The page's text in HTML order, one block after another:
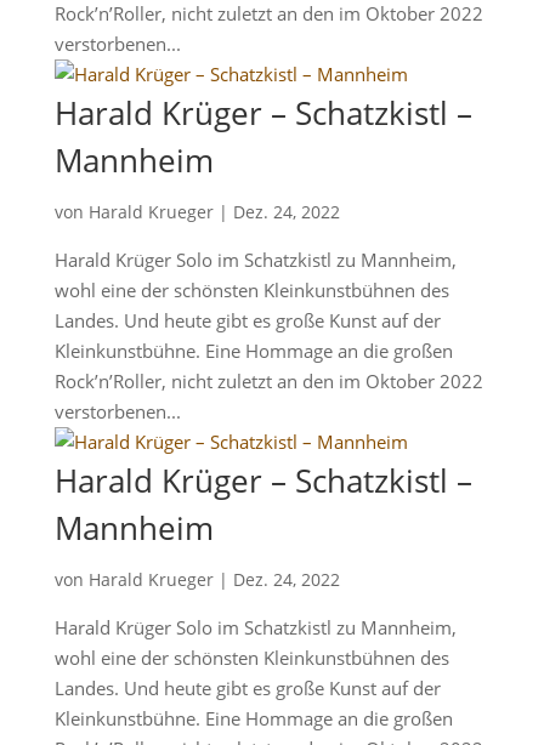
Rock’n’Roller, nicht zuletzt an den im Oktober 2022
verstorbenen...
Harald Krüger – Schatzkistl –
Mannheim
von Harald Krueger| Dez. 24, 2022
Harald Krüger Solo im Schatzkistl zu Mannheim,
wohl eine der schönsten Kleinkunstbühnen des
Landes. Und heute gibt es große Kunst auf der
Kleinkunstbühne. Eine Hommage an die großen
Rock’n’Roller, nicht zuletzt an den im Oktober 2022
verstorbenen...
Harald Krüger – Schatzkistl –
Mannheim
von Harald Krueger| Dez. 24, 2022
Harald Krüger Solo im Schatzkistl zu Mannheim,
wohl eine der schönsten Kleinkunstbühnen des
Landes. Und heute gibt es große Kunst auf der
Kleinkunstbühne. Eine Hommage an die großen